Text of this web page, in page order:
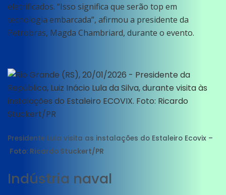
eletrificados. “Isso significa que serão top em
tecnologia embarcada”, afirmou a presidente da
Petrobras, Magda Chambriard, durante o evento.
Presidente Lula visita as instalações do Estaleiro Ecovix –
Foto: Ricardo Stuckert/PR
Indústria naval